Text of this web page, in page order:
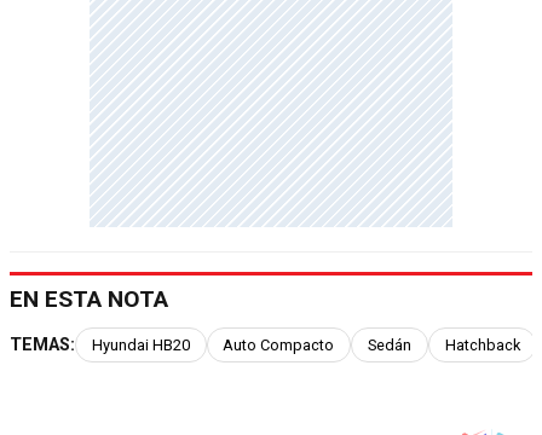
EN ESTA NOTA
TEMAS: Hyundai HB20 Auto Compacto Sedán Hatchback